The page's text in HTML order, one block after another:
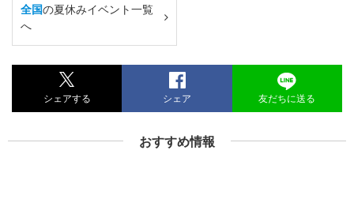
全国の夏休みイベント一覧
へ
シェアする シェア 友だちに送る
おすすめ情報